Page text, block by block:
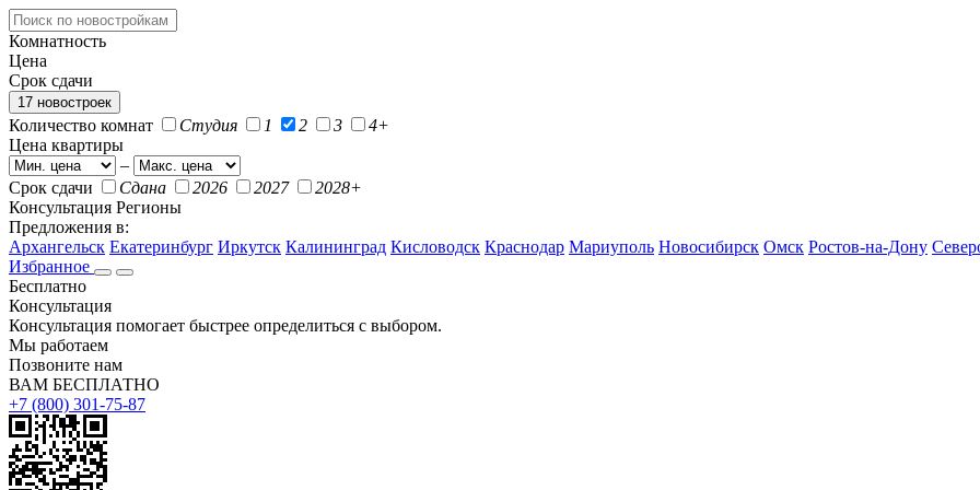
Комнатность
Цена
Срок сдачи
17 новостроек
Количество комнат Студия 1 2 3
4+
Цена квартиры
–
Срок сдачи
Сдана 2026 2027
2028+
Консультация Регионы
Предложения в:
Архангельск Екатеринбург Иркутск Калининград Кисловодск Краснодар Мариуполь Новосибирск Омск Ростов-на-Дону
Избранное
Бесплатно
Консультация
Консультация помогает быстрее определиться с выбором.
Мы работаем
Позвоните нам
ВАМ БЕСПЛАТНО
+7 (800) 301-75-87